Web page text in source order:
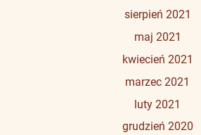
sierpień 2021
maj 2021
kwiecień 2021
marzec 2021
luty 2021
grudzień 2020